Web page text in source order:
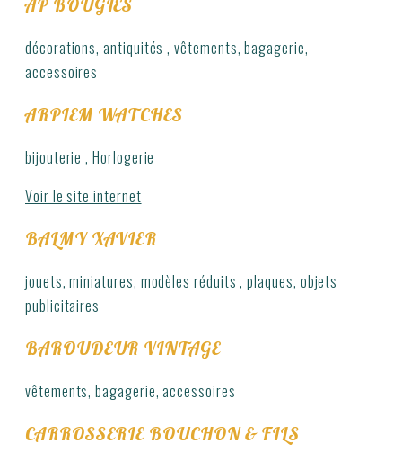
AP BOUGIES
décorations, antiquités , vêtements, bagagerie,
accessoires
ARPIEM WATCHES
bijouterie , Horlogerie
Voir le site internet
BALMY XAVIER
jouets, miniatures, modèles réduits , plaques, objets
publicitaires
BAROUDEUR VINTAGE
vêtements, bagagerie, accessoires
CARROSSERIE BOUCHON & FILS